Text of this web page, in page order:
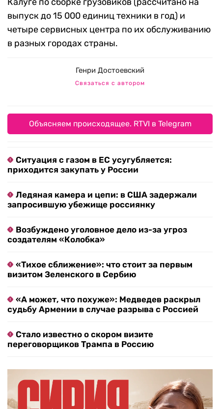
выпуск до 15 000 единиц техники в год) и
четыре сервисных центра по их обслуживанию
в разных городах страны.
Генри Достоевский
Связаться с автором
Объясняем происходящее. RTVI в Telegram
Ситуация с газом в ЕС усугубляется:
приходится закупать у России
Ледяная камера и цепи: в США задержали
запросившую убежище россиянку
Возбуждено уголовное дело из-за угроз
создателям «Колобка»
«Тихое сближение»: что стоит за первым
визитом Зеленского в Сербию
«А может, что похуже»: Медведев раскрыл
судьбу Армении в случае разрыва с Россией
Стало известно о скором визите
переговорщиков Трампа в Россию